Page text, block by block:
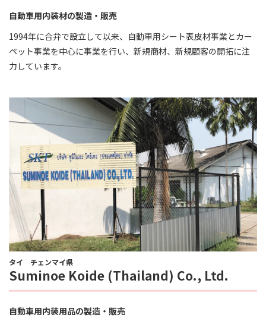
自動車用内装材の製造・販売
1994年に合弁で設立して以来、自動車用シート表皮材事業とカー
ペット事業を中心に事業を行い、新規商材、新規顧客の開拓に注
力しています。
タイ チェンマイ県
Suminoe Koide (Thailand) Co., Ltd.
自動車用内装用品の製造・販売